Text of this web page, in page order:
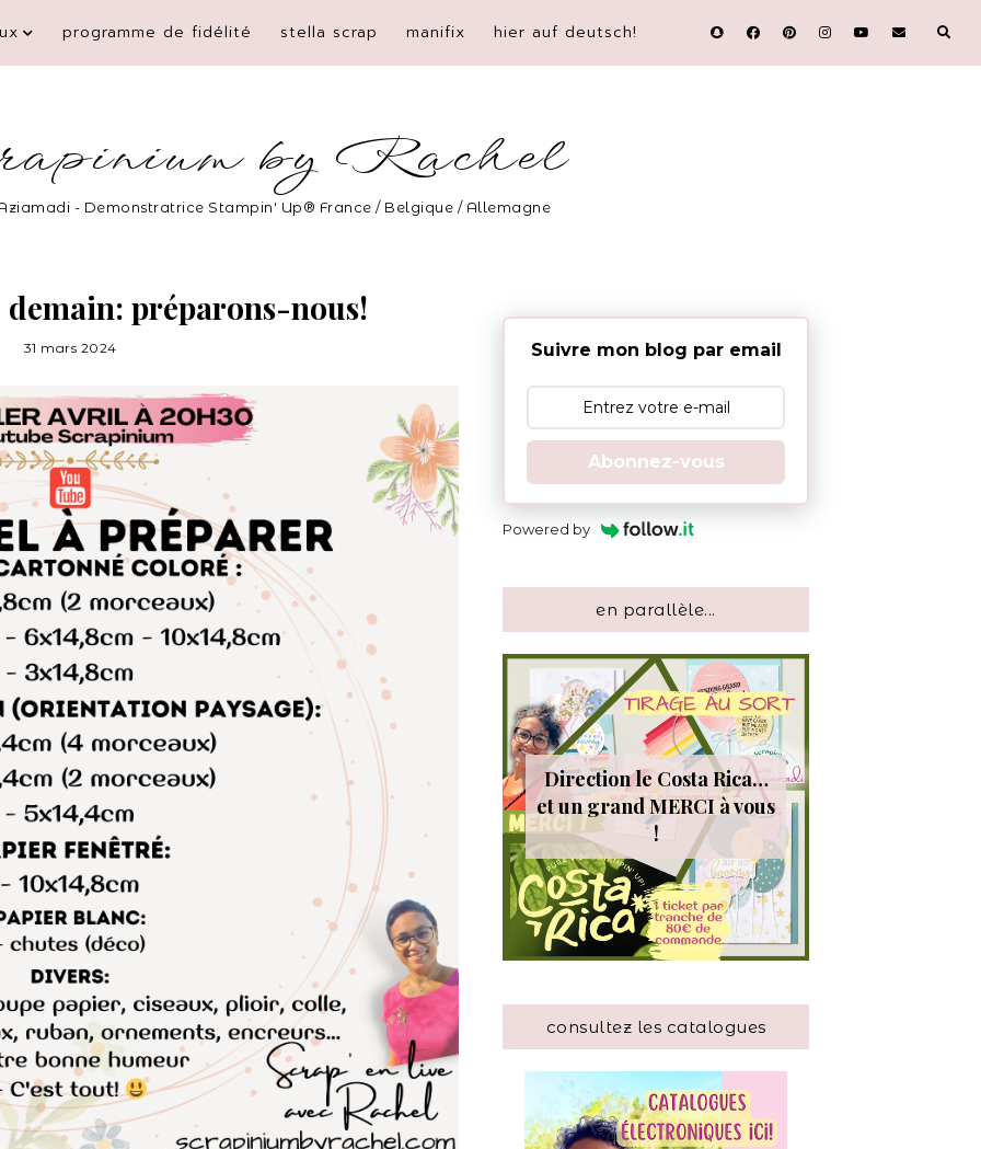
programme de fidélité stella scrap manifix hier auf deutsch!
by Rachel
- Demonstratrice Stampin' Up® France / Belgique / Allemagne
demain: préparons-nous!
31 mars 2024 Suivre mon blog par email
Abonnez-vous
Powered by
en parallèle...
Direction le Costa Rica…
et un grand MERCI à vous
!
consultez les catalogues